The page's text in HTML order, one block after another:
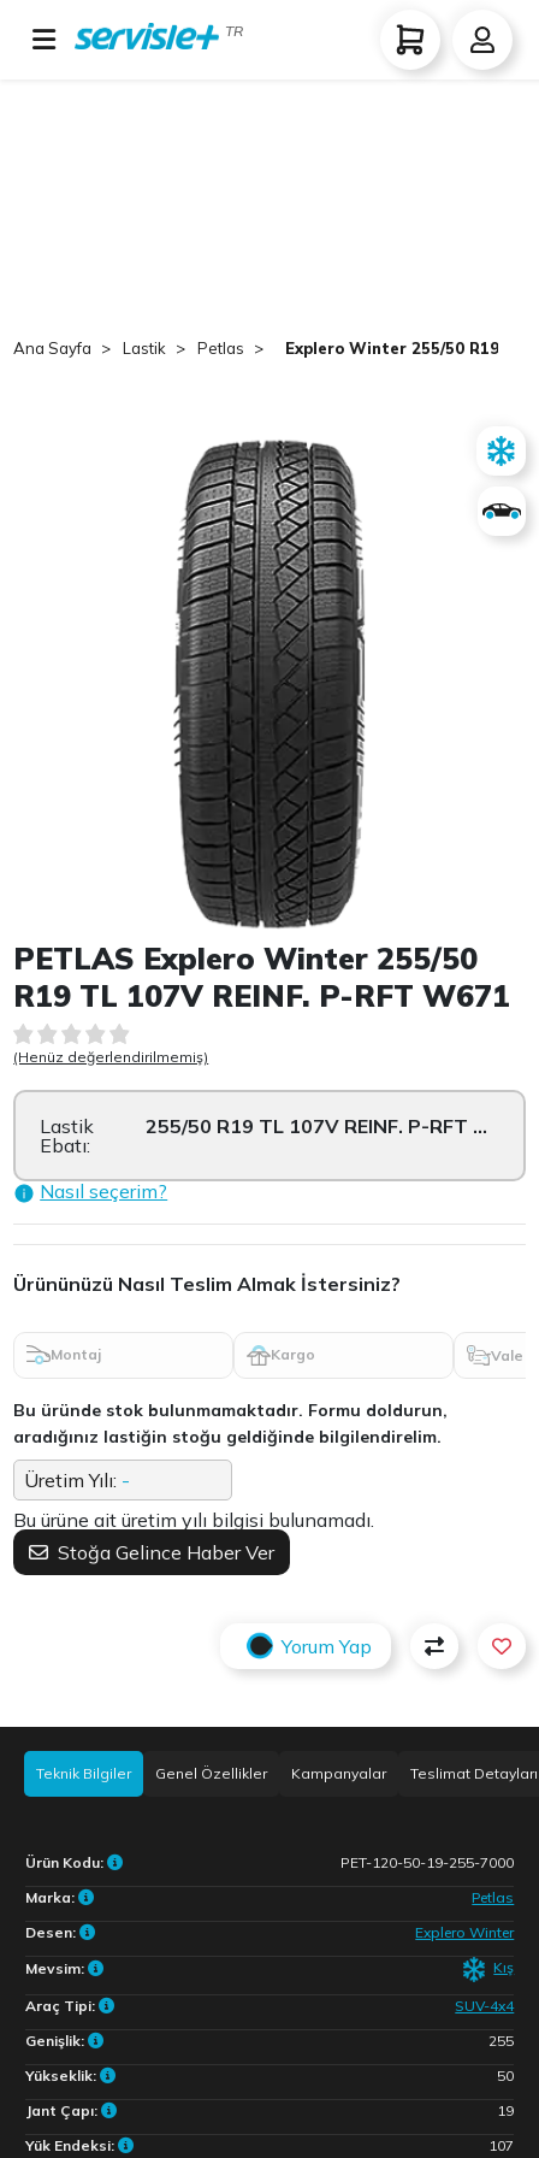
TR
Ana Sayfa Lastik Petlas Explero Winter 255/50 R19 TL
Item 1 of 1
PETLAS Explero Winter 255/50
R19 TL 107V REINF. P-RFT W671
(Henüz değerlendirilmemiş)
Lastik
Ebatı:
255/50 R19 TL 107V REINF. P-RFT W671
Nasıl seçerim?
Ürününüzü Nasıl Teslim Almak İstersiniz?
Montaj Kargo Vale
Bu üründe stok bulunmamaktadır. Formu doldurun,
aradığınız lastiğin stoğu geldiğinde bilgilendirelim.
Üretim Yılı: -
Bu ürüne ait üretim yılı bilgisi bulunamadı.
Stoğa Gelince Haber Ver
Yorum Yap
Teknik Bilgiler Genel Özellikler Kampanyalar Teslimat Detayları
Ürün Kodu:
PET-120-50-19-255-7000
Marka:
Petlas
Desen:
Explero Winter
Mevsim: Kış
Araç Tipi:
SUV-4x4
Genişlik:
255
Yükseklik:
50
Jant Çapı:
19
Yük Endeksi:
107